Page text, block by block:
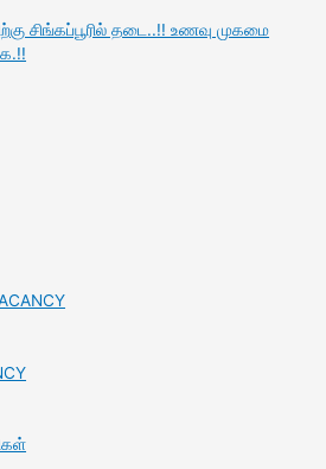
சிங்கப்பூரில் தடை..!! உணவு முகமை